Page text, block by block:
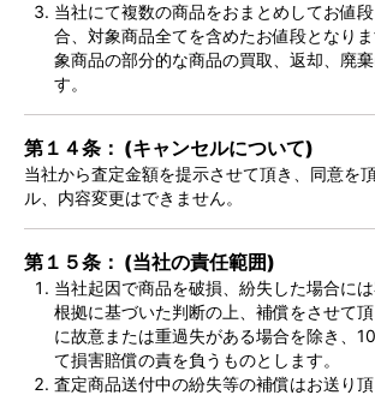
当社にて複数の商品をおまとめしてお値
合、対象商品全てを含めたお値段となり
象商品の部分的な商品の買取、返却、廃
す。
第１４条： (キャンセルについて)
当社から査定金額を提示させて頂き、同意を
ル、内容変更はできません。
第１５条： (当社の責任範囲)
当社起因で商品を破損、紛失した場合に
根拠に基づいた判断の上、補償をさせて
に故意または重過失がある場合を除き、
て損害賠償の責を負うものとします。
査定商品送付中の紛失等の補償はお送り